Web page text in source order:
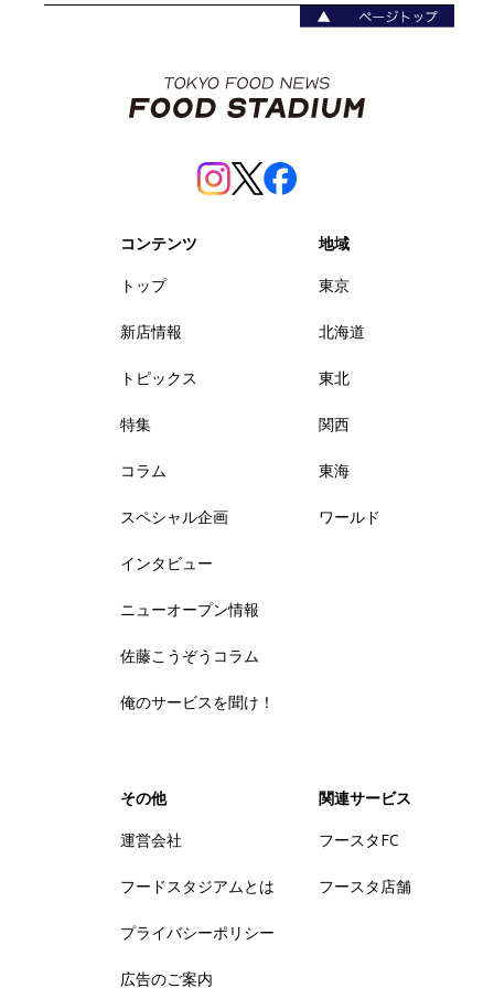
コンテンツ
トップ
新店情報
トピックス
特集
コラム
スペシャル企画
インタビュー
ニューオープン情報
佐藤こうぞうコラム
俺のサービスを聞け！
地域
東京
北海道
東北
関西
東海
ワールド
その他
運営会社
フードスタジアムとは
プライバシーポリシー
広告のご案内
関連サービス
フースタFC
フースタ店舗